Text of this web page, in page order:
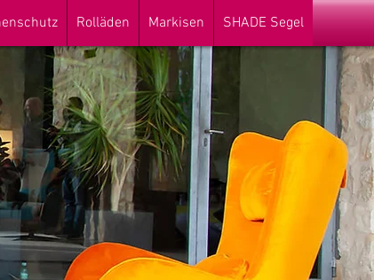
Rolläden Markisen SHADE Segel